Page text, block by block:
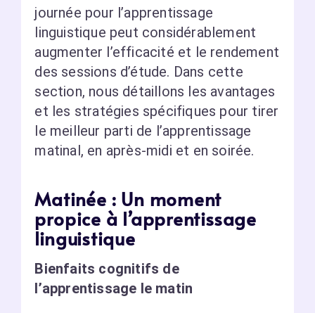
journée pour l’apprentissage
linguistique peut considérablement
augmenter l’efficacité et le rendement
des sessions d’étude. Dans cette
section, nous détaillons les avantages
et les stratégies spécifiques pour tirer
le meilleur parti de l’apprentissage
matinal, en après-midi et en soirée.
Matinée : Un moment
propice à l’apprentissage
linguistique
Bienfaits cognitifs de
l’apprentissage le matin